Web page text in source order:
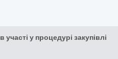
у процедурі закупівлі